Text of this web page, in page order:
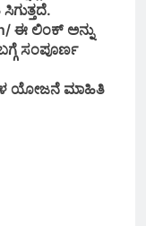
ಈ ಲಿಂಕ್ ಅನ್ನು
ಸಂಪೂರ್ಣ
ಯೋಜನೆ ಮಾಹಿತಿ